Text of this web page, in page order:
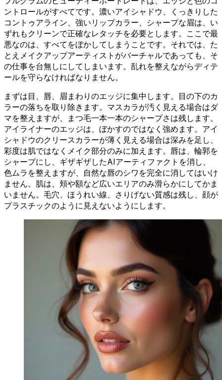
ントロールがすべてです。濃いアイシャドウ、くっきりした
コントゥアライン、強いリップカラー、シャープな眉は、い
ずれもクリーンで正確なレタッチを必要とします。ここで最
悪なのは、すべてをぼかしてしまうことです。それでは、た
とえメイクアップアーティストがバーチャルであっても、そ
の仕事を台無しにしてしまいます。乱れを整えながらディテ
ールを守らなければなりません。
まずは目、唇、眉まわりのエッジに集中します。目の下のカ
ラーの落ちを取り除きます。マスカラが汚く見える場合はダ
マを整えますが、まつ毛一本一本のシャープさは残します。
アイライナーのエッジは、ぼかすのではなく強めます。アイ
シャドウのクリースカラーが薄く見える場合は深みを足し、
彩度は肌ではなくメイク部分のみに加えます。唇は、輪郭を
シャープにし、ギザギザしたAIアーティファクトを消し、
色ムラを整えますが、自然な唇のシワを完全に消してはいけ
ません。肌は、頬や額など広いエリアのみ滑らかにしてかま
いません。毛穴、ほうれい線、さりげない質感は残し、顔が
プラスチックのように見えないようにします。